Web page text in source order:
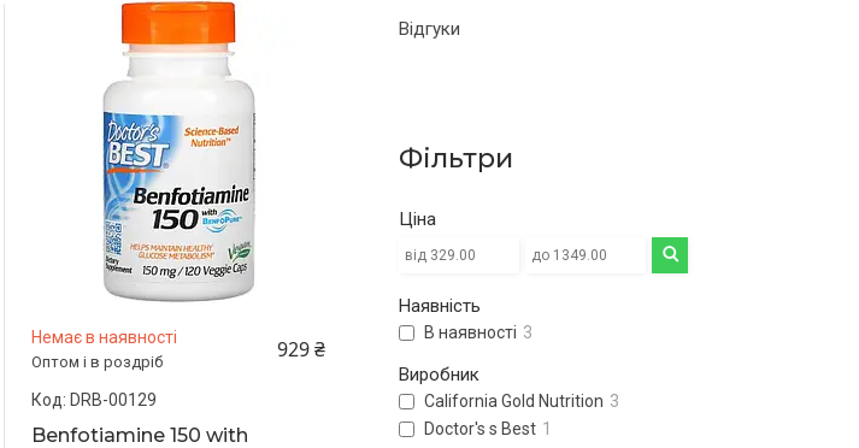
Відгуки
Фільтри
Ціна
Наявність
В наявності 3
Виробник
California Gold Nutrition 3
Doctor's s Best 1
Немає в наявності
Оптом і в роздріб 929 ₴
DRB-00129
Benfotiamine 150 with